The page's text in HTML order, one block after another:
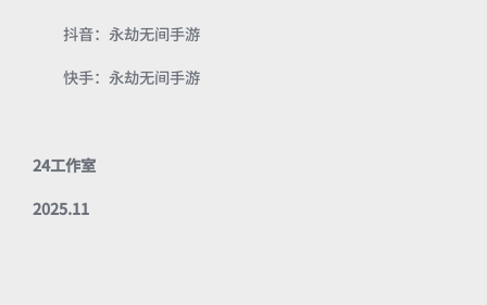
抖音：永劫无间手游
快手：永劫无间手游
24工作室
2025.11